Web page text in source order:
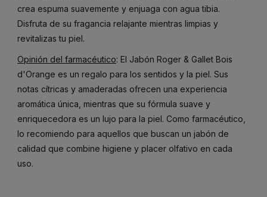
crea espuma suavemente y enjuaga con agua tibia.
Disfruta de su fragancia relajante mientras limpias y
revitalizas tu piel.
Opinión del farmacéutico: El Jabón Roger & Gallet Bois
d'Orange es un regalo para los sentidos y la piel. Sus
notas cítricas y amaderadas ofrecen una experiencia
aromática única, mientras que su fórmula suave y
enriquecedora es un lujo para la piel. Como farmacéutico,
lo recomiendo para aquellos que buscan un jabón de
calidad que combine higiene y placer olfativo en cada
uso.